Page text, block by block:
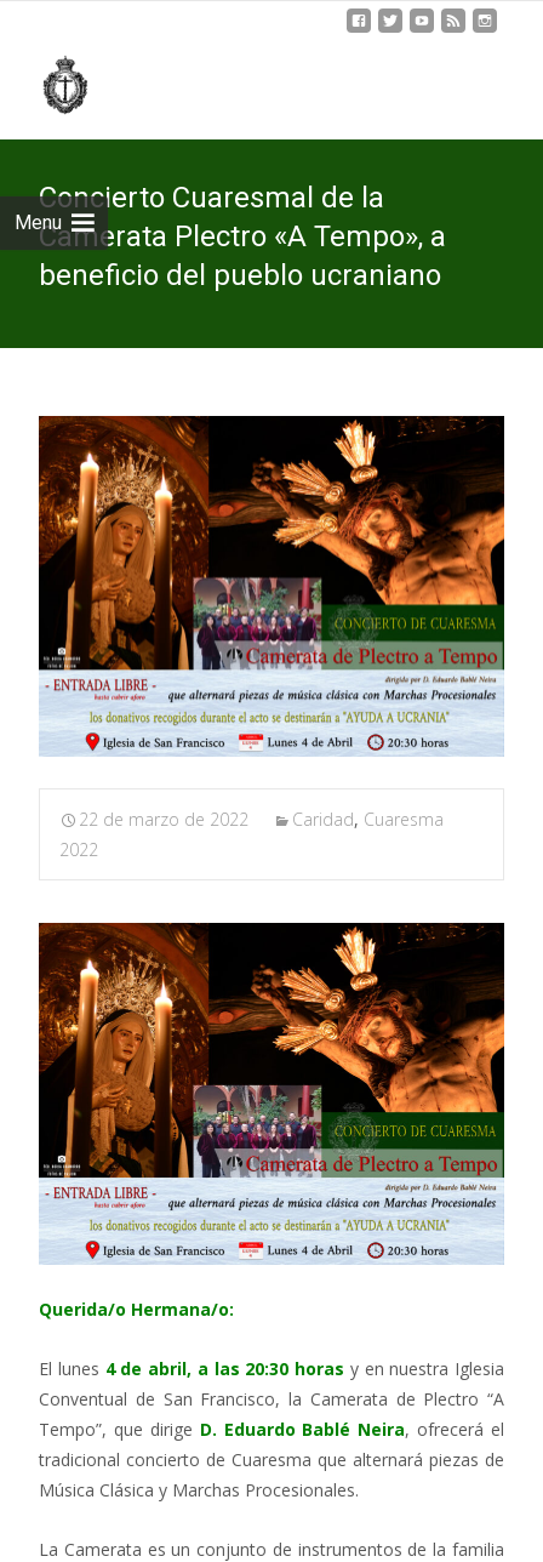
Menu
Concierto Cuaresmal de la
Camerata Plectro «A Tempo», a
beneficio del pueblo ucraniano
22 de marzo de 2022 Caridad, Cuaresma
2022
Querida/o Hermana/o:
El lunes 4 de abril, a las 20:30 horas y en nuestra Iglesia
Conventual de San Francisco, la Camerata de Plectro “A
Tempo”, que dirige D. Eduardo Bablé Neira, ofrecerá el
tradicional concierto de Cuaresma que alternará piezas de
Música Clásica y Marchas Procesionales.
La Camerata es un conjunto de instrumentos de la familia